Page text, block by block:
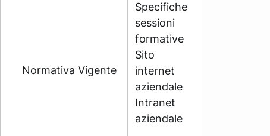
Normativa Vigente
Specifiche
sessioni
formative
Sito
internet
aziendale
Intranet
aziendale